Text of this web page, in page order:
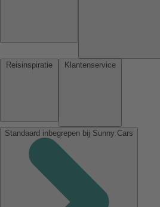
Standaard inbegrepen bij Sunny Cars